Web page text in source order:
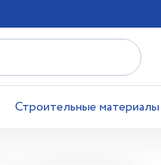
Строительные материалы